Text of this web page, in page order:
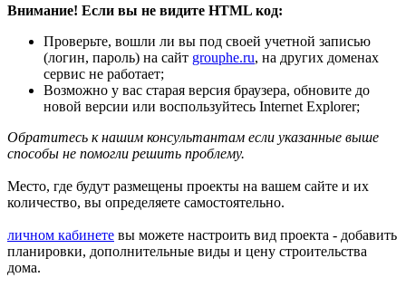
Внимание! Если вы не видите HTML код:
Проверьте, вошли ли вы под своей учетной записью
(логин, пароль) на сайт grouphe.ru, на других доменах
сервис не работает;
Возможно у вас старая версия браузера, обновите до
новой версии или воспользуйтесь Internet Explorer;
Обратитесь к нашим консультантам если указанные выше
способы не помогли решить проблему.
Место, где будут размещены проекты на вашем сайте и их
количество, вы определяете самостоятельно.
личном кабинете вы можете настроить вид проекта - добавить
планировки, дополнительные виды и цену строительства
дома.